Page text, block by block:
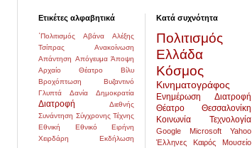
Ετικέτες αλφαβητικά
΄Πολιτισμός Αβάνα
Αλέξης
Τσίπρας
Ανακοίνωση
Απάντηση Απόγευμα Άποψη
Αρχαίο Θέατρο
Βίλυ
Βροχόπτωση
Βυζαντινό
Γλυπτά
Δανία Δημοκρατία
Διατροφή
Διεθνής
Συνάντηση Σύγχρονης Τέχνης
Εθνική
Εθνικό
Ειρήνη
Χειρδάρη
Εκδήλωση
Κατά συχνότητα
Πολιτισμός
Ελλάδα
Κόσμος
Κινηματογράφος
Ενημέρωση
Διατροφή
Θέατρο
Θεσσαλονίκη
Κοινωνία
Τεχνολογία
Google Microsoft
Yahoo
Έλληνες
Καιρός
Μουσείο